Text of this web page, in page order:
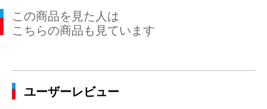
この商品を見た人は
こちらの商品も見ています
ユーザーレビュー